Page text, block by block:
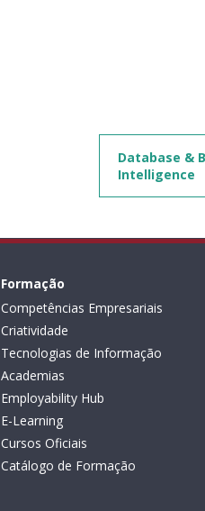
Database &
Intelligence
Formação
Competências Empresariais
Criatividade
Tecnologias de Informação
Academias
Employability Hub
E-Learning
Cursos Oficiais
Catálogo de Formação